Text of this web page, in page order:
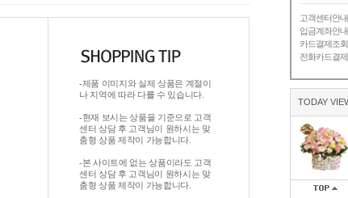
고객센터안내
입금계좌안내
카드결제조회
전화카드결제
TODAY
-제품 이미지와 실제 상품은 계절이
나 지역에 따라 다를 수 있습니다.
-현재 보시는 상품을 기준으로 고객
센터 상담 후 고객님이 원하시는 맞
춤형 상품 제작이 가능합니다.
-본 사이트에 없는 상품이라도 고객
센터 상담 후 고객님이 원하시는 맞
춤형 상품 제작이 가능합니다.